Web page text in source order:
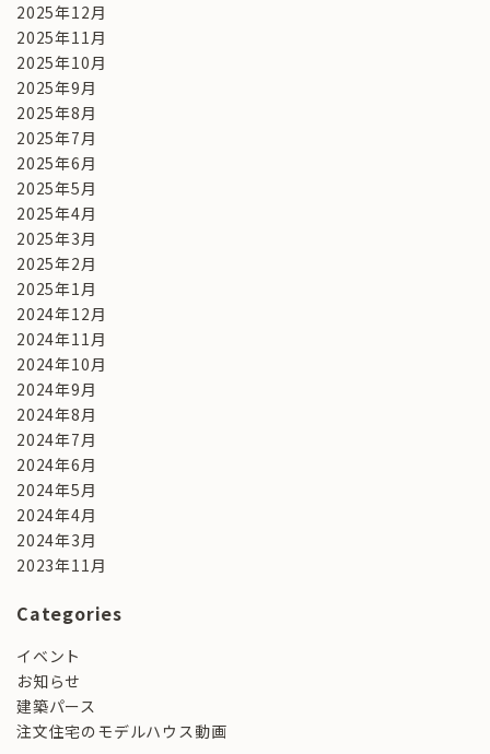
2025年12月
2025年11月
2025年10月
2025年9月
2025年8月
2025年7月
2025年6月
2025年5月
2025年4月
2025年3月
2025年2月
2025年1月
2024年12月
2024年11月
2024年10月
2024年9月
2024年8月
2024年7月
2024年6月
2024年5月
2024年4月
2024年3月
2023年11月
Categories
イベント
お知らせ
建築パース
注文住宅のモデルハウス動画